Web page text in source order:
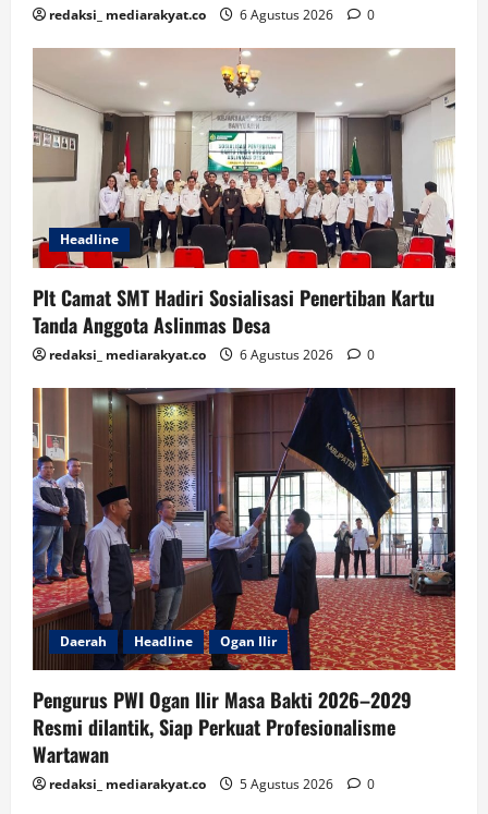
redaksi_ mediarakyat.co 6 Agustus 2026 0
Headline
Plt Camat SMT Hadiri Sosialisasi Penertiban Kartu
Tanda Anggota Aslinmas Desa
redaksi_ mediarakyat.co 6 Agustus 2026 0
Daerah Headline Ogan Ilir
Pengurus PWI Ogan Ilir Masa Bakti 2026–2029
Resmi dilantik, Siap Perkuat Profesionalisme
Wartawan
redaksi_ mediarakyat.co 5 Agustus 2026 0